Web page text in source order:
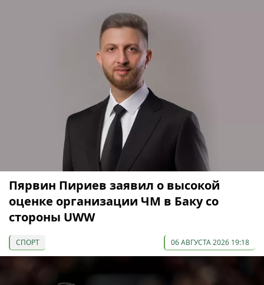
Пярвин Пириев заявил о высокой
оценке организации ЧМ в Баку со
стороны UWW
СПОРТ 06 АВГУСТА 2026 19:18